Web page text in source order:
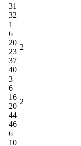
31
32
1
6
20
23
37
40
2
3
6
16
20
44
46
2
6
10